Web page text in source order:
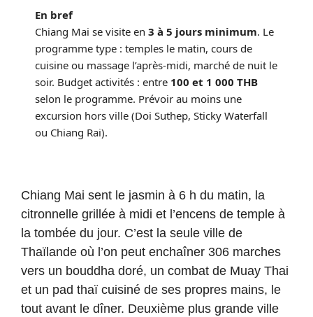
En bref
Chiang Mai se visite en 3 à 5 jours minimum. Le
programme type : temples le matin, cours de
cuisine ou massage l’après-midi, marché de nuit le
soir. Budget activités : entre 100 et 1 000 THB
selon le programme. Prévoir au moins une
excursion hors ville (Doi Suthep, Sticky Waterfall
ou Chiang Rai).
Chiang Mai sent le jasmin à 6 h du matin, la
citronnelle grillée à midi et l’encens de temple à
la tombée du jour. C’est la seule ville de
Thaïlande où l’on peut enchaîner 306 marches
vers un bouddha doré, un combat de Muay Thai
et un pad thaï cuisiné de ses propres mains, le
tout avant le dîner. Deuxième plus grande ville